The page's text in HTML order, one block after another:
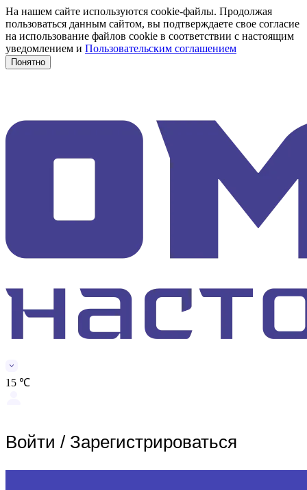
На нашем сайте используются cookie-файлы. Продолжая
пользоваться данным сайтом, вы подтверждаете свое согласие
на использование файлов cookie в соответствии с настоящим
уведомлением и Пользовательским соглашением
Понятно
15 ℃
Войти / Зарегистрироваться